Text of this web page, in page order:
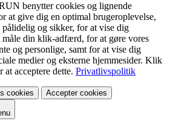
benytter cookies og lignende
at give dig en optimal brugeroplevelse,
og sikker, for at vise dig
måle din klik-adfærd, for at gøre vores
og personlige, samt for at vise dig
medier og eksterne hjemmesider. Klik
acceptere dette. Privatlivspolitik
cookies Accepter cookies